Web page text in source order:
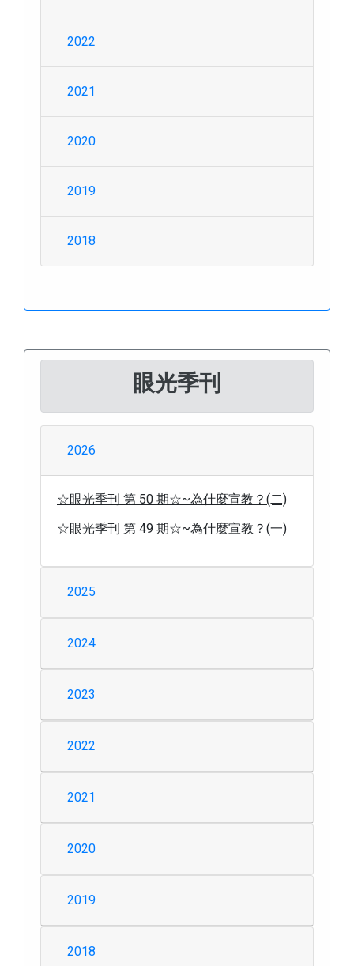
2022
2021
2020
2019
2018
眼光季刊
2026
☆眼光季刊 第 50 期☆~為什麼宣教？(二)
☆眼光季刊 第 49 期☆~為什麼宣教？(一)
2025
2024
2023
2022
2021
2020
2019
2018